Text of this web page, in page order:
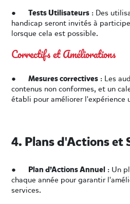
● Tests Utilisateurs : Des
handicap seront invités à
lorsque cela est possible.
Correctifs et Améliorations
● Mesures correctives : Les
contenus non conformes, et un
établi pour améliorer l'expérience
4. Plans d'Actions et
● Plan d’Actions Annuel : Un
chaque année pour garantir
services.